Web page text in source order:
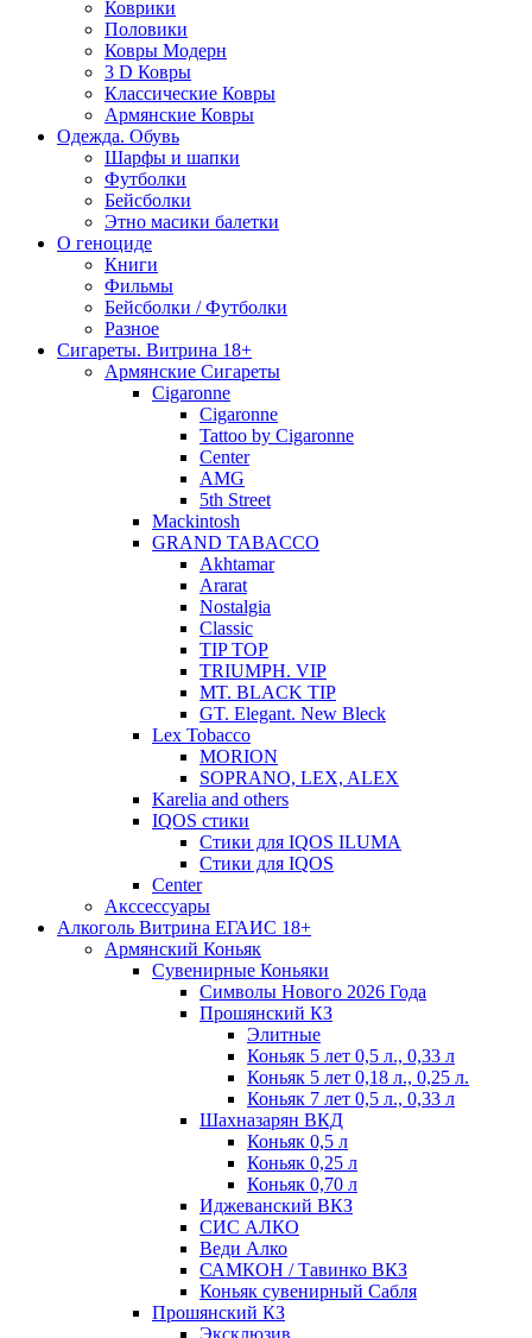
Коврики
Половики
Ковры Модерн
3 D Ковры
Классические Ковры
Армянские Ковры
Одежда. Обувь
Шарфы и шапки
Футболки
Бейсболки
Этно масики балетки
О геноциде
Книги
Фильмы
Бейсболки / Футболки
Разное
Сигареты. Витрина 18+
Армянские Сигареты
Cigaronne
Cigaronne
Tattoo by Cigaronne
Center
AMG
5th Street
Mackintosh
GRAND TABACCO
Akhtamar
Ararat
Nostalgia
Classic
TIP TOP
TRIUMPH. VIP
MT. BLACK TIP
GT. Elegant. New Bleck
Lex Tobacco
MORION
SOPRANO, LEX, ALEX
Karelia and others
IQOS стики
Стики для IQOS ILUMA
Стики для IQOS
Сenter
Акссессуары
Алкоголь Витрина ЕГАИС 18+
Армянский Коньяк
Сувенирные Коньяки
Символы Нового 2026 Года
Прошянский КЗ
Элитные
Коньяк 5 лет 0,5 л., 0,33 л
Коньяк 5 лет 0,18 л., 0,25 л.
Коньяк 7 лет 0,5 л., 0,33 л
Шахназарян ВКД
Коньяк 0,5 л
Коньяк 0,25 л
Коньяк 0,70 л
Иджеванский ВКЗ
СИС АЛКО
Веди Алко
САМКОН / Тавинко ВКЗ
Коньяк сувенирный Сабля
Прошянский КЗ
Эксклюзив